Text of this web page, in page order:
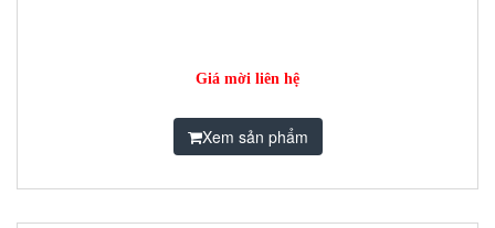
Giá mời liên hệ
Xem sản phẩm